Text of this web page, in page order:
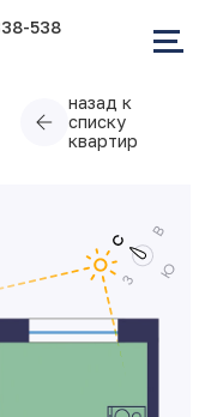
538
назад к
списку
квартир